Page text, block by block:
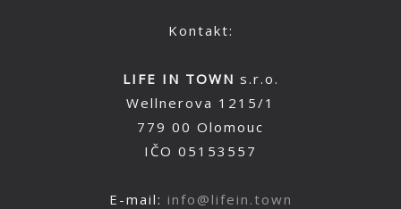
Kontakt:
LIFE IN TOWN s.r.o.
Wellnerova 1215/1
779 00 Olomouc
IČO 05153557
E-mail: info@lifein.town